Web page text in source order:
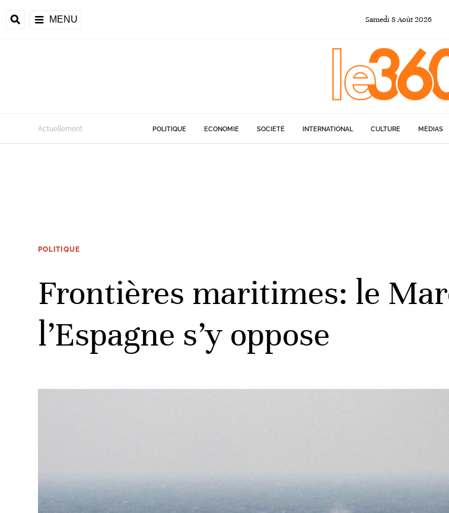
MENU Samedi 8Août2026
Actuellement POLITIQUE ECONOMIE SOCIÉTÉ INTERNATIONAL CULTURE MÉDIAS
POLITIQUE
Frontières maritimes: le
l’Espagne s’y oppose